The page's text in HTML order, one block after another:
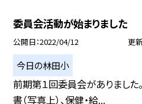
委員会活動が始まりました
公開日 2022/04/12 更
今日の林田小
前期第１回委員会がありました。
書（写真上）、保健・給...